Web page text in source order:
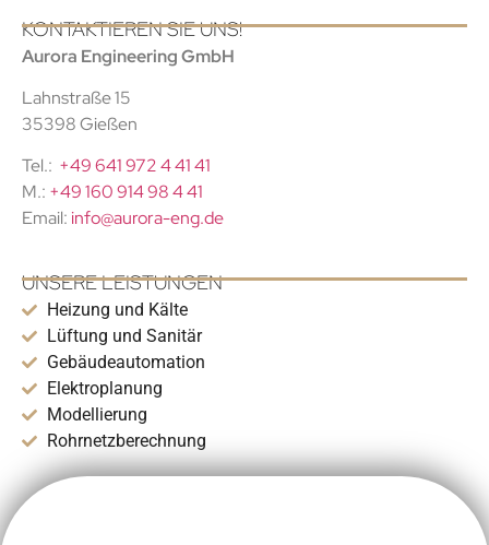
KONTAKTIEREN SIE UNS!
Aurora Engineering GmbH
Lahnstraße 15
35398 Gießen
Tel.: +49 641 972 4 41 41
M.: +49 160 914 98 4 41
Email: info@aurora-eng.de
UNSERE LEISTUNGEN
Heizung und Kälte
Lüftung und Sanitär
Gebäudeautomation
Elektroplanung
Modellierung
Rohrnetzberechnung